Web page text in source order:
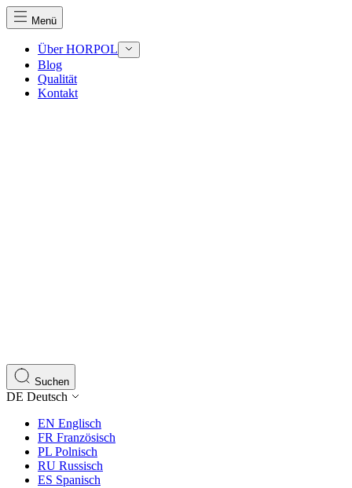
Menü
Über HORPOL
Blog
Qualität
Kontakt
Suchen
DE Deutsch
EN Englisch
FR Französisch
PL Polnisch
RU Russisch
ES Spanisch